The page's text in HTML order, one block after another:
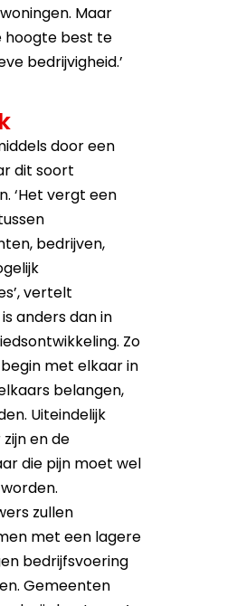
Maar
hoogte best te
bedrijvigheid.’
door een
dit soort
‘Het vergt een
bedrijven,
vertelt
anders dan in
Zo
met elkaar in
belangen,
Uiteindelijk
en de
die pijn moet wel
zullen
met een lagere
bedrijfsvoering
Gemeenten